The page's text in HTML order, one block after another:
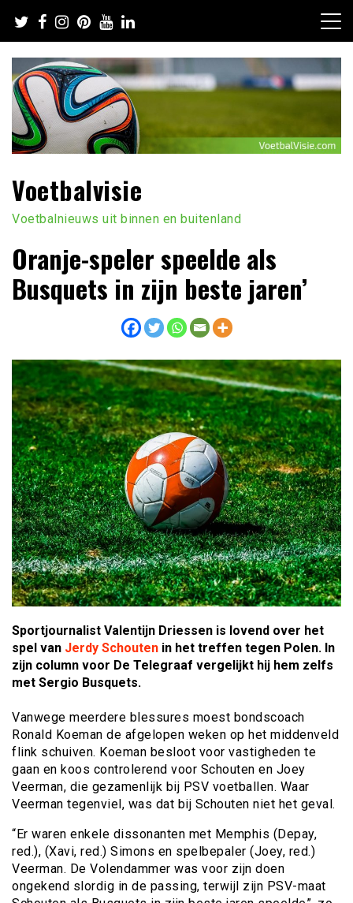
naar
de
inhoud
Voetbalvisie
Voetbalnieuws uit binnen en buitenland
Oranje-speler speelde als
Busquets in zijn beste jaren’
Sportjournalist Valentijn Driessen is lovend over het
spel van Jerdy Schouten in het treffen tegen Polen. In
zijn column voor De Telegraaf vergelijkt hij hem zelfs
met Sergio Busquets.
Vanwege meerdere blessures moest bondscoach
Ronald Koeman de afgelopen weken op het middenveld
flink schuiven. Koeman besloot voor vastigheden te
gaan en koos controlerend voor Schouten en Joey
Veerman, die gezamenlijk bij PSV voetballen. Waar
Veerman tegenviel, was dat bij Schouten niet het geval.
“Er waren enkele dissonanten met Memphis (Depay,
red.), (Xavi, red.) Simons en spelbepaler (Joey, red.)
Veerman. De Volendammer was voor zijn doen
ongekend slordig in de passing, terwijl zijn PSV-maat